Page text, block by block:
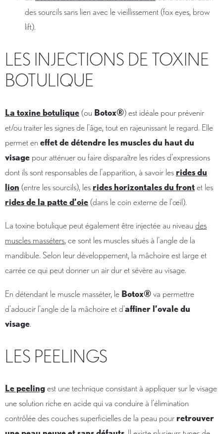
des sourcils sans lien avec le vieillissement (fox eyes, brow
lift).
LES INJECTIONS DE TOXINE
BOTULIQUE
La toxine botulique(ou Botox®) est idéale pour prévenir
et/ou traiter les signes de l'âge, tout en rajeunissant le regard. Elle
permet en effet de détendre les muscles du haut du
visage pour atténuer ou faire disparaître les rides d’expressions
dont ils sont responsables de l’apparition, à savoir lesrides du
lion (entre les sourcils), lesrides horizontales du frontet les
rides de la patte d’oie(dans le coin externe de l’œil).
La toxine botulique peut également être injectée au niveau des
muscles masséters, ce sont les muscles situés à l’angle de la
mandibule. Selon leur développement, la mâchoire est large et
carrée ce qui peut donner un air dur et sévère au visage.
En détendant le muscle masséter, le Botox®va permettre
d’adoucir l’angle de la mâchoire et d’affiner l’ovale du
visage.
LES PEELINGS
Le peelingest une technique consistant à appliquer sur le visage
une solution riche en acide qui va conduire à l’élimination
contrôlée des couches superficielles de la peau pourretrouver